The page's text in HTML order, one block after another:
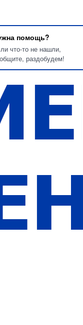
помощь?
что-то не нашли,
раздобудем!